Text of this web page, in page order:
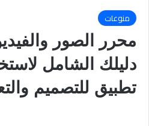
منوعات
دليلك الشامل
تطبيق للتصميم